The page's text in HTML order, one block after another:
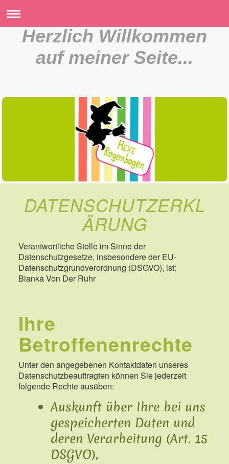
Herzlich Willkommen
auf meiner Seite...
DATENSCHUTZERKL
ÄRUNG
Verantwortliche Stelle im Sinne der
Datenschutzgesetze, insbesondere der EU-
Datenschutzgrundverordnung (DSGVO), ist:
Bianka Von Der Ruhr
Ihre
Betroffenenrechte
Unter den angegebenen Kontaktdaten unseres
Datenschutzbeauftragten können Sie jederzeit
folgende Rechte ausüben:
Auskunft über Ihre bei uns
gespeicherten Daten und
deren Verarbeitung (Art. 15
DSGVO),